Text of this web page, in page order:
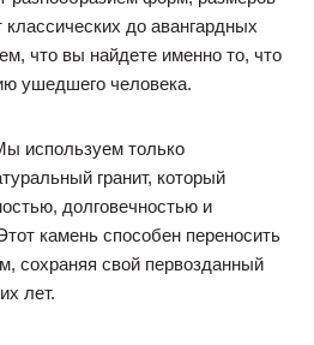
классических до авангардных
что вы найдете именно то, что
ушедшего человека.
используем только
гранит, который
долговечностью и
камень способен переносить
сохраняя свой первозданный
лет.